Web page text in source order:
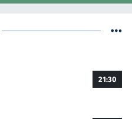
21:30